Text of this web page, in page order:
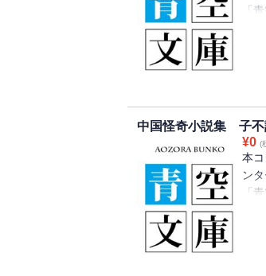
「
り
中国怪奇小説集 子不
¥0 (
本
ン
「
り